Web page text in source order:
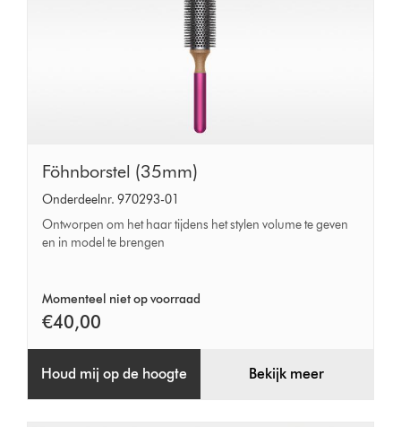
Föhnborstel
(35mm)
Föhnborstel (35mm)
Onderdeelnr. 970293-01
Ontworpen om het haar tijdens het stylen volume te geven
en in model te brengen
Momenteel niet op voorraad
€40,00
Houd mij op de hoogte Bekijk meer